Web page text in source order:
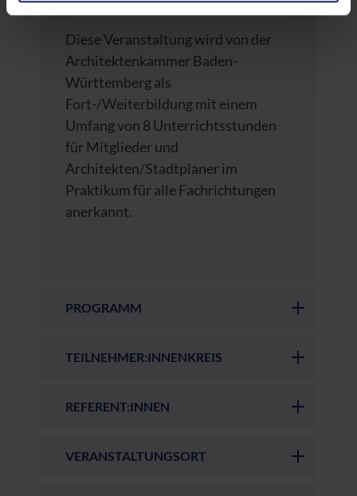
besteht.
Datenschutzerklärung Impressum
Diese Veranstaltung wird von der
Architektenkammer Baden-
Württemberg als
Fort-/Weiterbildung mit einem
Umfang von 8 Unterrichtsstunden
für Mitglieder und
Architekten/Stadtplaner im
Praktikum für alle Fachrichtungen
anerkannt.
PROGRAMM
TEILNEHMER:INNENKREIS
REFERENT:INNEN
VERANSTALTUNGSORT